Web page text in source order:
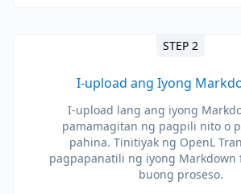
STEP 2
I-upload ang Iyong
I-upload lang ang iyong
pamamagitan ng pagpili nito o
pahina. Tinitiyak ng OpenL
pagpapanatili ng iyong Markdown
buong proseso.